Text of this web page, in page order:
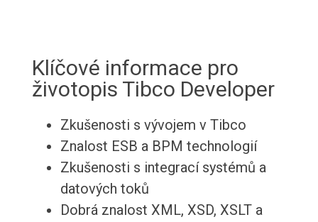
Klíčové informace pro
životopis Tibco Developer
Zkušenosti s vývojem v Tibco
Znalost ESB a BPM technologií
Zkušenosti s integrací systémů a
datových toků
Dobrá znalost XML, XSD, XSLT a